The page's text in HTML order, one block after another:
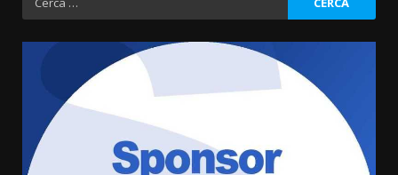
per: